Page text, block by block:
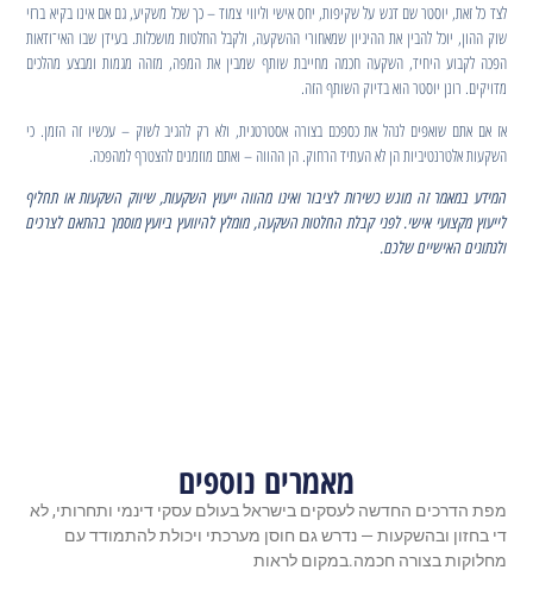
לצד כל זאת, יוסטר שם דגש על שקיפות, יחס אישי וליווי צמוד – כך שכל משקיע, גם אם אינו בקיא ברזי
שוק ההון, יוכל להבין את ההיגיון שמאחורי ההשקעה, ולקבל החלטות מושכלות. בעידן שבו האי־ודאות
הפכה לקבוע היחיד, השקעה חכמה מחייבת שותף שמבין את המפה, מזהה מגמות ומבצע מהלכים
מדויקים. רונן יוסטר הוא בדיוק השותף הזה.
אז אם אתם שואפים לנהל את כספכם בצורה אסטרטגית, ולא רק להגיב לשוק – עכשיו זה הזמן. כי
השקעות אלטרנטיביות הן לא העתיד הרחוק. הן ההווה – ואתם מוזמנים להצטרף למהפכה.
המידע במאמר זה מוגש כשירות לציבור ואינו מהווה ייעוץ השקעות, שיווק השקעות או תחליף
לייעוץ מקצועי אישי. לפני קבלת החלטות השקעה, מומלץ להיוועץ ביועץ מוסמך בהתאם לצרכים
ולנתונים האישיים שלכם.
מאמרים נוספים
מפת הדרכים החדשה לעסקים בישראל בעולם עסקי דינמי ותחרותי, לא
די בחזון ובהשקעות — נדרש גם חוסן מערכתי ויכולת להתמודד עם
מחלוקות בצורה חכמה.במקום לראות